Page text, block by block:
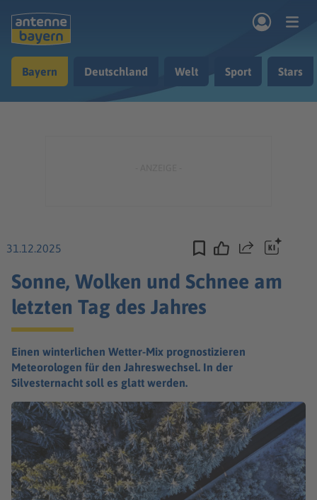
Musik & Radio
Bayern Deutschland Welt Sport Stars
31.12.2025 Teilen
Sonne, Wolken und Schnee am
letzten Tag des Jahres
Einen winterlichen Wetter-Mix prognostizieren
Meteorologen für den Jahreswechsel. In der
Silvesternacht soll es glatt werden.